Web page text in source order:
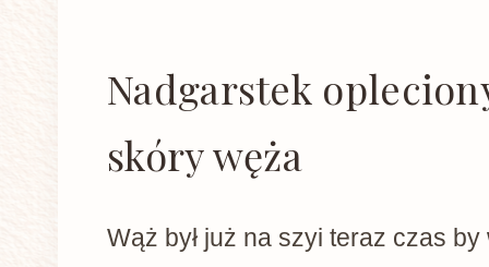
Nadgarstek
skóry węża
Wąż był już na szyi teraz czas by